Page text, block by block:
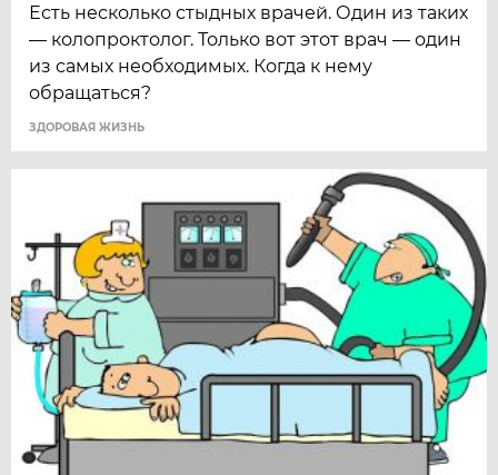
Есть несколько стыдных врачей. Один из таких
— колопроктолог. Только вот этот врач — один
из самых необходимых. Когда к нему
обращаться?
ЗДОРОВАЯ ЖИЗНЬ